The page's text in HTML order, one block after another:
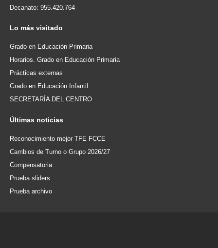
Decanato: 955.420.764
Lo más visitado
Grado en Educación Primaria
Horarios. Grado en Educación Primaria
Prácticas externas
Grado en Educación Infantil
SECRETARÍA DEL CENTRO
Últimas noticias
Reconocimiento mejor TFE FCCE
Cambios de Turno o Grupo 2026/27
Compensatoria
Prueba sliders
Prueba archivo